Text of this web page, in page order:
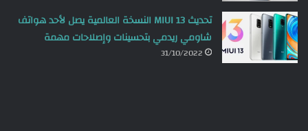
تحديث MIUI 13 النسخة العالمية يصل لأحد هواتف
شاومي ريدمي بتحسينات وإصلاحات مهمة
31/10/2022